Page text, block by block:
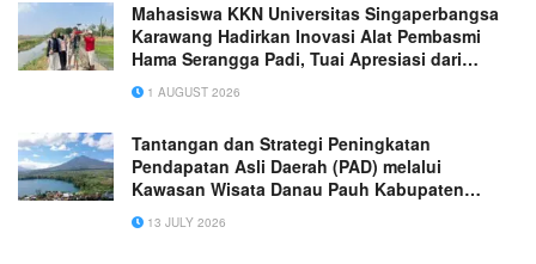
Mahasiswa KKN Universitas Singaperbangsa
Karawang Hadirkan Inovasi Alat Pembasmi
Hama Serangga Padi, Tuai Apresiasi dari
Gapoktan Desa Sukakarsa
1 AUGUST 2026
Tantangan dan Strategi Peningkatan
Pendapatan Asli Daerah (PAD) melalui
Kawasan Wisata Danau Pauh Kabupaten
Merangin
13 JULY 2026